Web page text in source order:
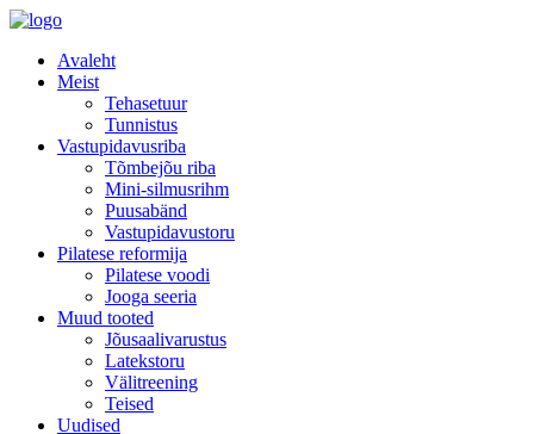
Avaleht
Meist
Tehasetuur
Tunnistus
Vastupidavusriba
Tõmbejõu riba
Mini-silmusrihm
Puusabänd
Vastupidavustoru
Pilatese reformija
Pilatese voodi
Jooga seeria
Muud tooted
Jõusaalivarustus
Latekstoru
Välitreening
Teised
Uudised